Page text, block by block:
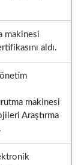
makinesi
aldı.
makinesi
Araştırma